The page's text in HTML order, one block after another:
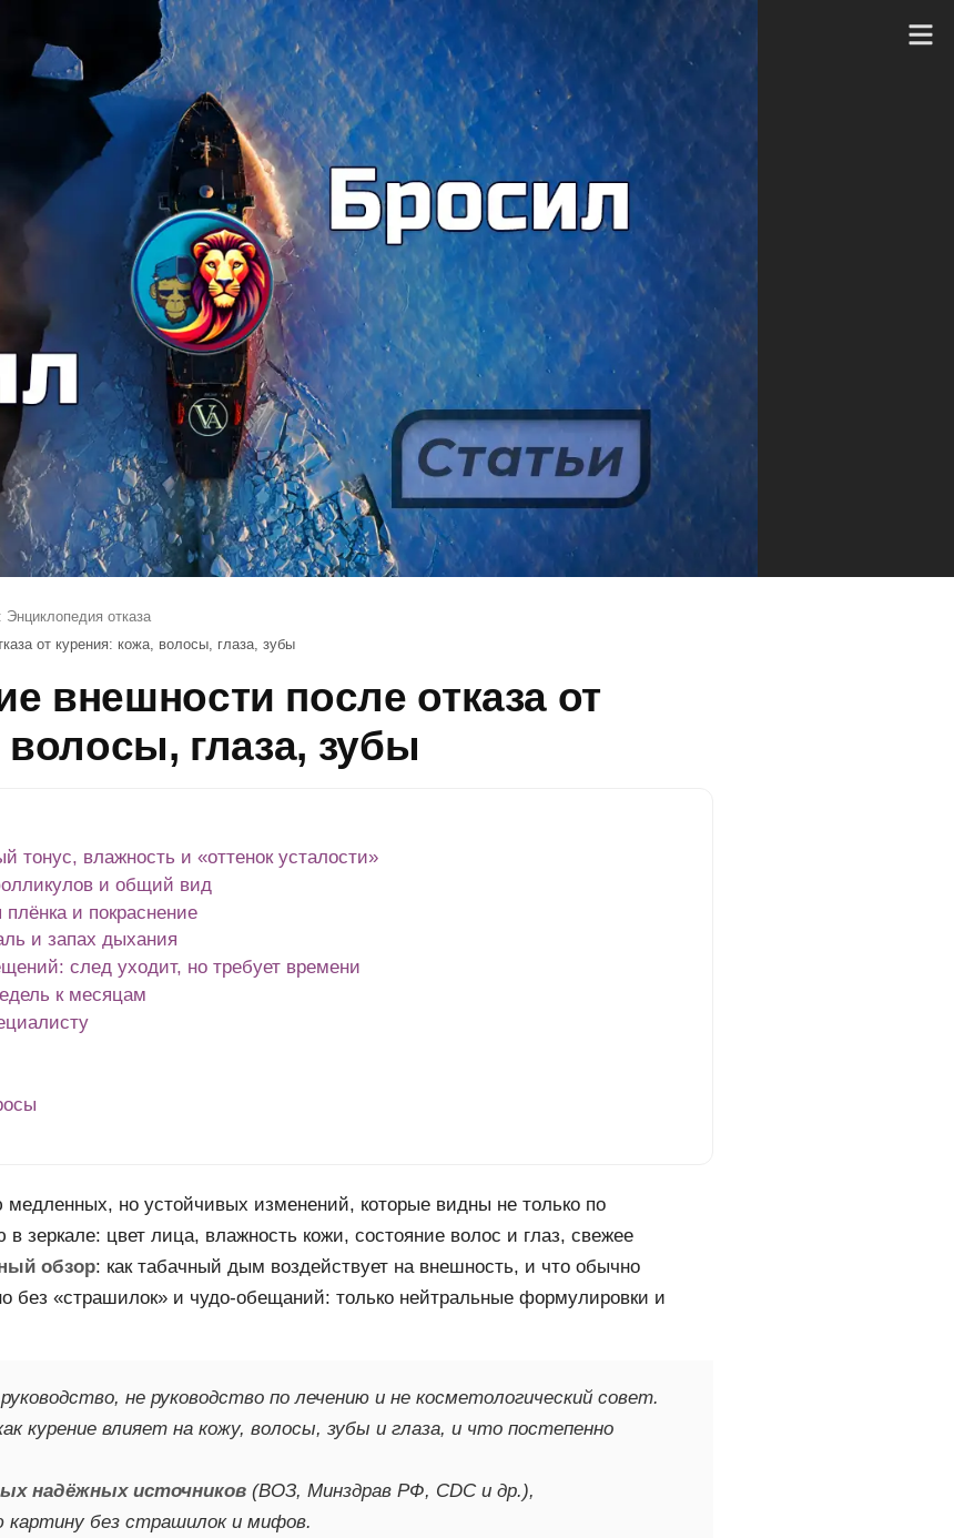
Энциклопедия отказа
от курения: кожа, волосы, глаза, зубы
внешности после отказа от
глаза, зубы
тонус, влажность и «оттенок усталости»
и общий вид
и покраснение
и запах дыхания
след уходит, но требует времени
к месяцам
медленных, но устойчивых изменений, которые видны не только по
зеркале: цвет лица, влажность кожи, состояние волос и глаз, свежее
обзор: как табачный дым воздействует на внешность, и что обычно
без «страшилок» и чудо-обещаний: только нейтральные формулировки и
не руководство по лечению и не косметологический совет.
курение влияет на кожу, волосы, зубы и глаза, и что постепенно
надёжных источников(ВОЗ, Минздрав РФ, CDC и др.),
без страшилок и мифов.